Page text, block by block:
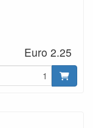
Euro 2.25